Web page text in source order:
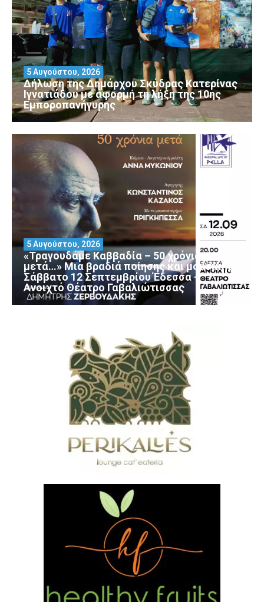
Δήλωση της Δημάρχου Σκύδρας Κατερίνας
Ιγνατιάδου με αφορμή τη λήξη της 10ης
Εμποροπανήγυρης
5 Αυγούστου, 2026
«Τραγουδάμε Καββαδία – 50 χρόνια
μετά…» Μια βραδιά ποίησης και μουσικής
Σάββατο 12 Σεπτεμβρίου Έδεσσα –
Ανοιχτό Θέατρο Γαβαλιώτισσας
5 Αυγούστου, 2026